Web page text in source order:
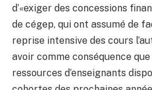
d’«exiger des concessions
de cégep, qui ont assumé de
reprise intensive des cours
avoir comme conséquence
ressources d’enseignants